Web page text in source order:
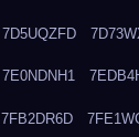
7D5UQZFD
7E0NDNH1
7FB2DR6D